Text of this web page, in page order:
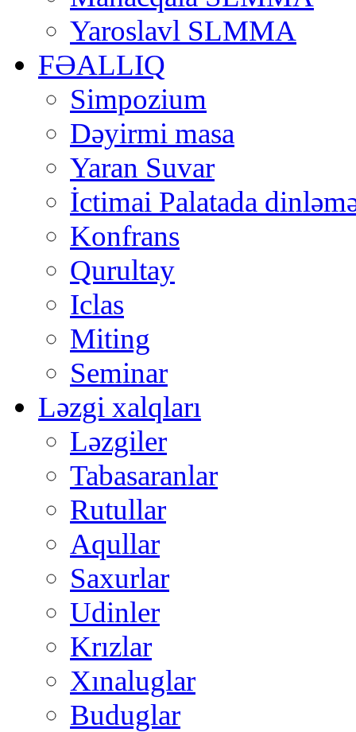
Yaroslavl SLMMA
FƏALLIQ
Simpozium
Dəyirmi masa
Yaran Suvar
İctimai Palatada
Konfrans
Qurultay
Iclas
Miting
Seminar
Ləzgi xalqları
Ləzgiler
Tabasaranlar
Rutullar
Aqullar
Saxurlar
Udinler
Krızlar
Xınaluglar
Buduglar